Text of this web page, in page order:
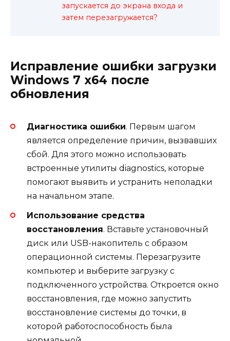
запускается до экрана входа и
затем перезагружается?
Исправление ошибки загрузки
Windows 7 x64 после
обновления
Диагностика ошибки. Первым шагом
является определение причин, вызвавших
сбой. Для этого можно использовать
встроенные утилиты diagnostics, которые
помогают выявить и устранить неполадки
на начальном этапе.
Использование средства
восстановления. Вставьте установочный
диск или USB-накопитель с образом
операционной системы. Перезагрузите
компьютер и выберите загрузку с
подключенного устройства. Откроется окно
восстановления, где можно запустить
восстановление системы до точки, в
которой работоспособность была